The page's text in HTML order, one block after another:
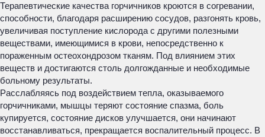
Терапевтические качества горчичников кроются в согревании,
способности, благодаря расширению сосудов, разгонять кровь,
увеличивая поступление кислорода с другими полезными
веществами, имеющимися в крови, непосредственно к
пораженным остеохондрозом тканям. Под влиянием этих
веществ и достигаются столь долгожданные и необходимые
больному результаты.
Расслабляясь под воздействием тепла, оказываемого
горчичниками, мышцы теряют состояние спазма, боль
купируется, состояние дисков улучшается, они начинают
восстанавливаться, прекращается воспалительный процесс. В